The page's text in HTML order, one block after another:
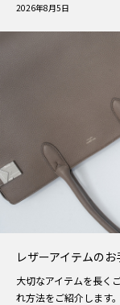
2026年8月5日
レザーアイテムの
大切なアイテムを長く
れ方法をご紹介します。